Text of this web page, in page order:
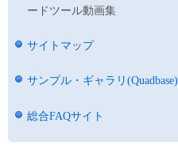
ードツール動画集
サイトマップ
サンプル・ギャラリ(Quadbase)
総合FAQサイト